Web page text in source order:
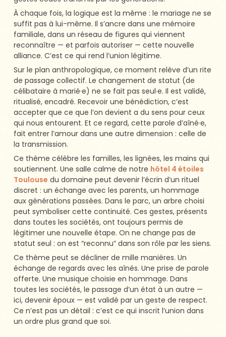
À chaque fois, la logique est la même : le mariage ne se
suffit pas à lui-même. Il s’ancre dans une mémoire
familiale, dans un réseau de figures qui viennent
reconnaître — et parfois autoriser — cette nouvelle
alliance. C’est ce qui rend l’union légitime.
Sur le plan anthropologique, ce moment relève d’un rite
de passage collectif. Le changement de statut (de
célibataire à marié·e) ne se fait pas seul·e. Il est validé,
ritualisé, encadré. Recevoir une bénédiction, c’est
accepter que ce que l’on devient a du sens pour ceux
qui nous entourent. Et ce regard, cette parole d’aîné·e,
fait entrer l’amour dans une autre dimension : celle de
la transmission.
Ce thème célèbre les familles, les lignées, les mains qui
soutiennent. Une salle calme de notre hôtel 4 étoiles
Toulouse du domaine peut devenir l’écrin d’un rituel
discret : un échange avec les parents, un hommage
aux générations passées. Dans le parc, un arbre choisi
peut symboliser cette continuité. Ces gestes, présents
dans toutes les sociétés, ont toujours permis de
légitimer une nouvelle étape. On ne change pas de
statut seul : on est “reconnu” dans son rôle par les siens.
Ce thème peut se décliner de mille manières. Un
échange de regards avec les aînés. Une prise de parole
offerte. Une musique choisie en hommage. Dans
toutes les sociétés, le passage d’un état à un autre —
ici, devenir époux — est validé par un geste de respect.
Ce n’est pas un détail : c’est ce qui inscrit l’union dans
un ordre plus grand que soi.